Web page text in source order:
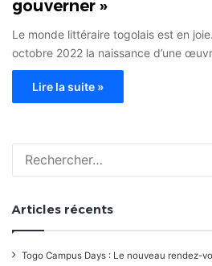
gouverner »
Le monde littéraire togolais est en
octobre 2022 la naissance d’une
Lire la suite »
Articles récents
Togo Campus Days : Le nouveau rendez-